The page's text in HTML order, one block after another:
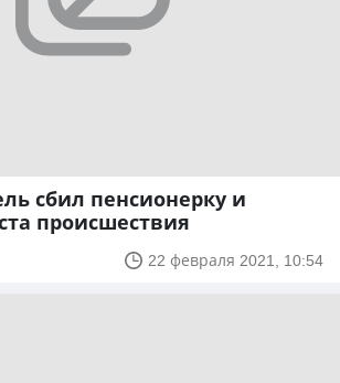
сбил пенсионерку и
происшествия
22 февраля 2021, 10:54